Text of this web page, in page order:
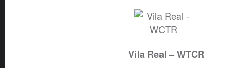
Vila Real – WTCR